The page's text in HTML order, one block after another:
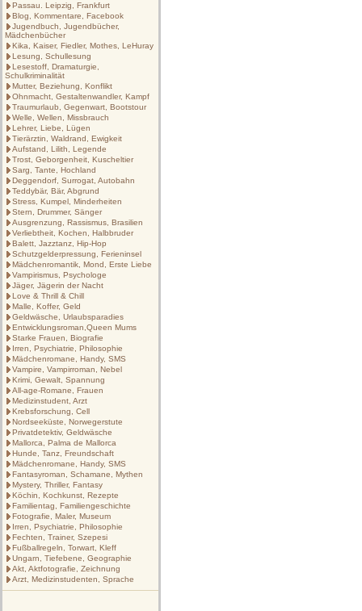
Passau. Leipzig, Frankfurt
Blog, Kommentare, Facebook
Jugendbuch, Jugendbücher,
Mädchenbücher
Kika, Kaiser, Fiedler, Mothes, LeHuray
Lesung, Schullesung
Lesestoff, Dramaturgie,
Schulkriminalität
Mutter, Beziehung, Konflikt
Ohnmacht, Gestaltenwandler, Kampf
Traumurlaub, Gegenwart, Bootstour
Welle, Wellen, Missbrauch
Lehrer, Liebe, Lügen
Tierärztin, Waldrand, Ewigkeit
Aufstand, Lilith, Legende
Trost, Geborgenheit, Kuscheltier
Sarg, Tante, Hochland
Deggendorf, Surrogat, Autobahn
Teddybär, Bär, Abgrund
Stress, Kumpel, Minderheiten
Stern, Drummer, Sänger
Ausgrenzung, Rassismus, Brasilien
Verliebtheit, Kochen, Halbbruder
Balett, Jazztanz, Hip-Hop
Schutzgelderpressung, Ferieninsel
Mädchenromantik, Mond, Erste Liebe
Vampirismus, Psychologe
Jäger, Jägerin der Nacht
Love & Thrill & Chill
Malle, Koffer, Geld
Geldwäsche, Urlaubsparadies
Entwicklungsroman,Queen Mums
Starke Frauen, Biografie
Irren, Psychiatrie, Philosophie
Mädchenromane, Handy, SMS
Vampire, Vampirroman, Nebel
Krimi, Gewalt, Spannung
All-age-Romane, Frauen
Medizinstudent, Arzt
Krebsforschung, Cell
Nordseeküste, Norwegerstute
Privatdetektiv, Geldwäsche
Mallorca, Palma de Mallorca
Hunde, Tanz, Freundschaft
Mädchenromane, Handy, SMS
Fantasyroman, Schamane, Mythen
Mystery, Thriller, Fantasy
Köchin, Kochkunst, Rezepte
Familientag, Familiengeschichte
Fotografie, Maler, Museum
Irren, Psychiatrie, Philosophie
Fechten, Trainer, Szepesi
Fußballregeln, Torwart, Kleff
Ungarn, Tiefebene, Geographie
Akt, Aktfotografie, Zeichnung
Arzt, Medizinstudenten, Sprache